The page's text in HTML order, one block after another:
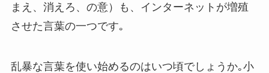
まえ、消えろ、の意）も、インターネットが増殖
させた言葉の一つです｡
乱暴な言葉を使い始めるのはいつ頃でしょうか｡小